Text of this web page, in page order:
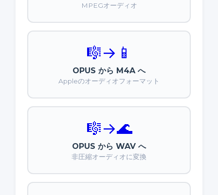
MPEGオーディオ
🎼→ 📱
OPUS から M4A へ
Appleのオーディオフォーマット
🎼→🌊
OPUS から WAV へ
非圧縮オーディオに変換